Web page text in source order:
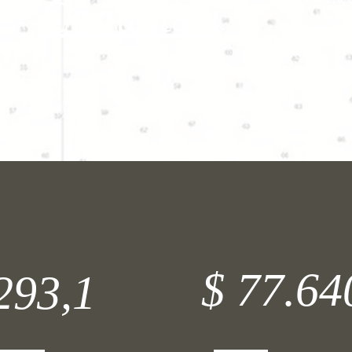
Contattaci
$